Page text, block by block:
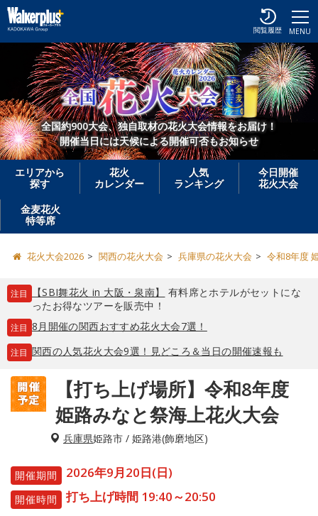
MENU
閲覧履歴
全国約900大会、独自取材の花火大会情報をお届け！
開催当日には天候による開催可否もお知らせ
エリアから
探す
花火
カレンダー
人気
ランキング
今日開催
花火大会
金麦花火
特等席
花火大会2026 関西の花火大会 兵庫県の花火大会 令和8年度
注目 【SBI舞花火 in 大阪・泉南】
有料席とホテルがセットにな
ったお得なツアーを販売中！
注目 8月開催の関西おすすめ花火大会7選！
注目 関西の人気花火大会9選！見どころ＆当日の開催速報も
【打ち上げ場所】令和8年度
姫路みなと祭海上花火大会
兵庫県姫路市 / 姫路港(飾磨地区)
開催期間 2026年9月20日(日)
開催時間 打ち上げ時間 19:40～20:50